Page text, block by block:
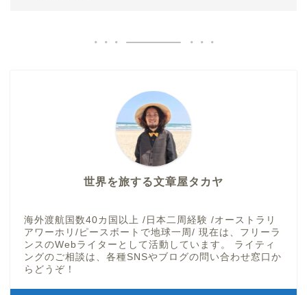
世界を旅する文章屋タカヤ
海外渡航国数40カ国以上 /日本二周経験 /オーストラリ
アワーホリ/ピースボートで地球一周/ 現在は、フリーラ
ンスのWebライターとして活動しています。 ライティ
ングのご相談は、各種SNSやブログの問い合わせ窓口か
らどうぞ！